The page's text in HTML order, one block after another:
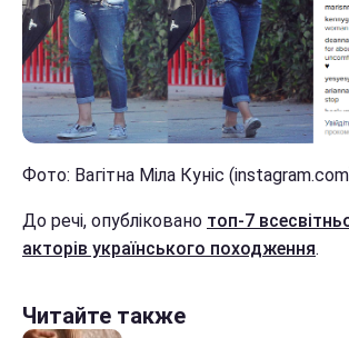
Фото: Вагітна Міла Куніс
До речі, опубліковано топ-7
акторів українського походження.
Читайте также